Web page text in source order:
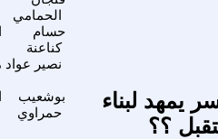
الحمامي
حسام
كناعنة
نصير عواد
بوشعيب
حمراوي
يمهد لبناء
؟؟